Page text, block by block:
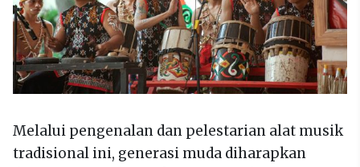
Melalui pengenalan dan pelestarian alat musik
tradisional ini, generasi muda diharapkan